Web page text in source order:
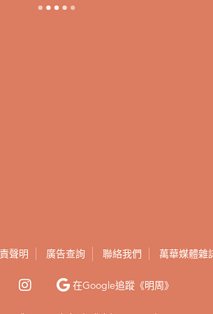
聲明 廣告查詢 聯絡我們 萬華媒體雜
在Google追蹤《明周》